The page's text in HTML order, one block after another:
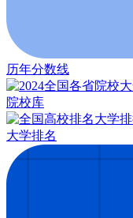
历年分数线
院校库
大学排名